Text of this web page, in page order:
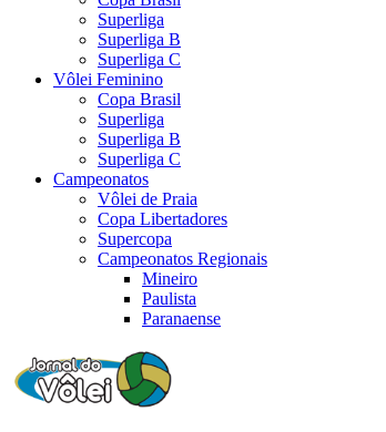
Superliga
Superliga B
Superliga C
Vôlei Feminino
Copa Brasil
Superliga
Superliga B
Superliga C
Campeonatos
Vôlei de Praia
Copa Libertadores
Supercopa
Campeonatos Regionais
Mineiro
Paulista
Paranaense